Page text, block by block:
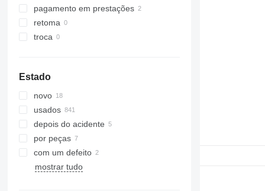
pagamento em prestações
retoma
troca
Estado
novo
usados
depois do acidente
por peças
com um defeito
mostrar tudo